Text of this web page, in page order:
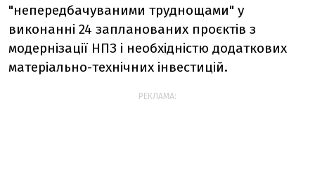
"непередбачуваними труднощами" у
виконанні 24 запланованих проєктів з
модернізації НПЗ і необхідністю додаткових
матеріально-технічних інвестицій.
РЕКЛАМА: